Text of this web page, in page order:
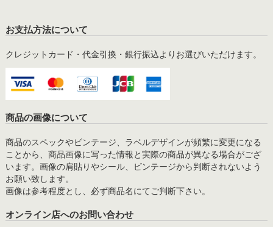
お支払方法について
クレジットカード・代金引換・銀行振込よりお選びいただけます。
商品の画像について
商品のスペックやビンテージ、ラベルデザインが頻繁に変更になる
ことから、商品画像に写った情報と実際の商品が異なる場合がござ
います。画像の肩貼りやシール、ビンテージから判断されないよう
お願い致します。
画像は参考程度とし、必ず商品名にてご判断下さい。
オンライン店へのお問い合わせ